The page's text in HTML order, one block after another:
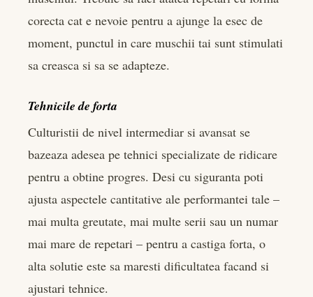
corecta cat e nevoie pentru a ajunge la esec de
moment, punctul in care muschii tai sunt stimulati
sa creasca si sa se adapteze.
Tehnicile de forta
Culturistii de nivel intermediar si avansat se
bazeaza adesea pe tehnici specializate de ridicare
pentru a obtine progres. Desi cu siguranta poti
ajusta aspectele cantitative ale performantei tale –
mai multa greutate, mai multe serii sau un numar
mai mare de repetari – pentru a castiga forta, o
alta solutie este sa maresti dificultatea facand si
ajustari tehnice.